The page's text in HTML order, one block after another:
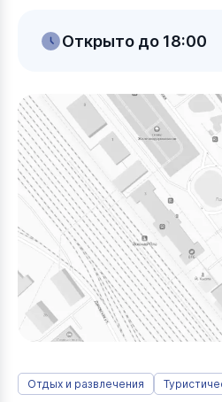
Открыто до 18:00
Отдых и развлечения